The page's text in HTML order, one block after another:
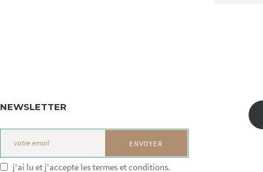
NEWSLETTER
j'ai lu et j'accepte les termes et conditions.